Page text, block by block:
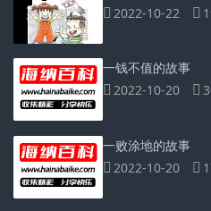
2022-10-22
一钱不值的故事
2022-10-20
一败涂地的故事
2022-10-20